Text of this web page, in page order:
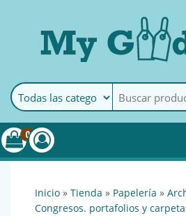
MyGoods ·
0
inicio » tienda » papelería »
congresos. portafolios y